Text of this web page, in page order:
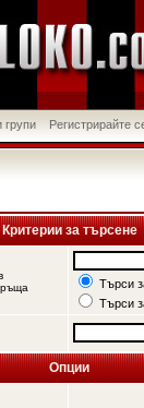
групи Регистрирайте
Критерии за търсене
Търси
Търси
Опции